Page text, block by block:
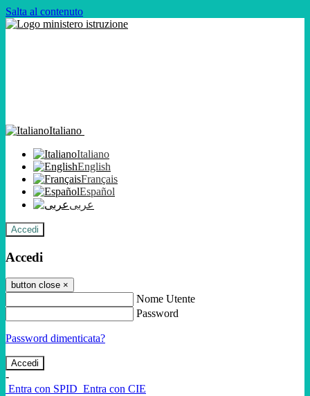
Salta al contenuto
Italiano
Italiano
English
Français
Español
عربى
Accedi
Accedi
button close ×
Nome Utente
Password
Password dimenticata?
-
Entra con SPID Entra con CIE